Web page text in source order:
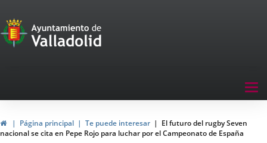
Portal
de
navegación
InicioPágina principal Te puede interesar
El futuro del rugby Seven
nacional se cita en Pepe Rojo para luchar por el Campeonato de España